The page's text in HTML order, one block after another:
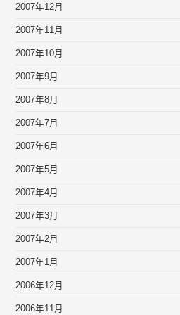
2007年12月
2007年11月
2007年10月
2007年9月
2007年8月
2007年7月
2007年6月
2007年5月
2007年4月
2007年3月
2007年2月
2007年1月
2006年12月
2006年11月